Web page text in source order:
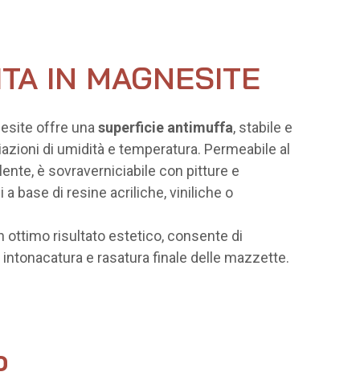
IN MAGNESITE
offre una superficie antimuffa, stabile e
di umidità e temperatura. Permeabile al
è sovraverniciabile con pitture e
base di resine acriliche, viniliche o
ottimo risultato estetico, consente di
e rasatura finale delle mazzette.